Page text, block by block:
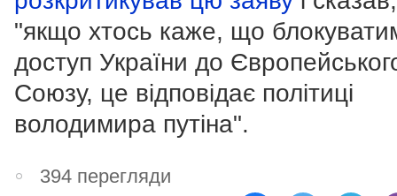
"якщо хтось каже, що
доступ України до
Союзу, це відповідає політиці
володимира путіна".
394 перегляди